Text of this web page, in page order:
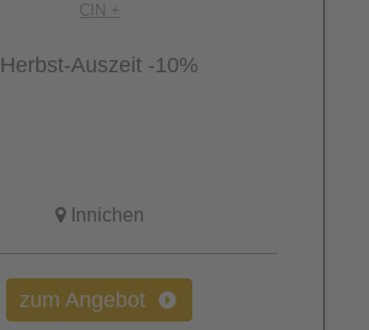
CIN +
Herbst-Auszeit -10%
Innichen
zum Angebot